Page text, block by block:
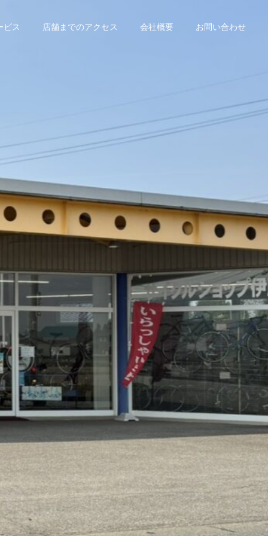
ビス 店舗までのアクセス 会社概要 お問い合わせ